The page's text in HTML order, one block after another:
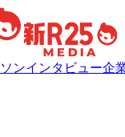
ンインタビュー企